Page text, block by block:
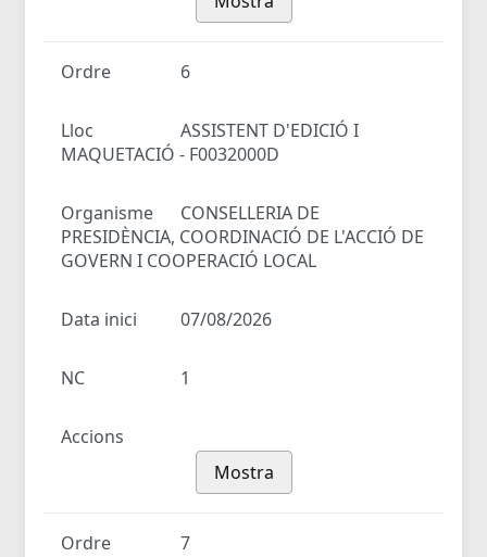
Ordre 6
Lloc
ASSISTENT D'EDICIÓ I
MAQUETACIÓ - F0032000D
Organisme
CONSELLERIA DE
PRESIDÈNCIA, COORDINACIÓ DE L'ACCIÓ DE
GOVERN I COOPERACIÓ LOCAL
Data inici 07/08/2026
NC 1
Accions
Mostra
Ordre 7